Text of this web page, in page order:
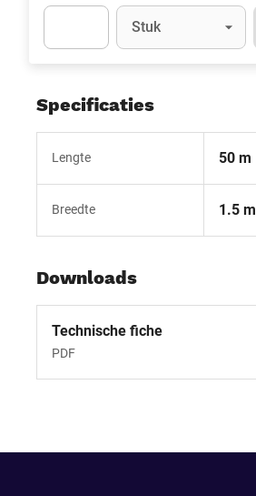
Eenheid
Stuk
Specificaties
Lengte 50 m
Breedte 1.5 m
Downloads
Technische fiche
PDF